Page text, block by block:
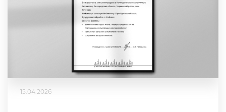
15.04.2026